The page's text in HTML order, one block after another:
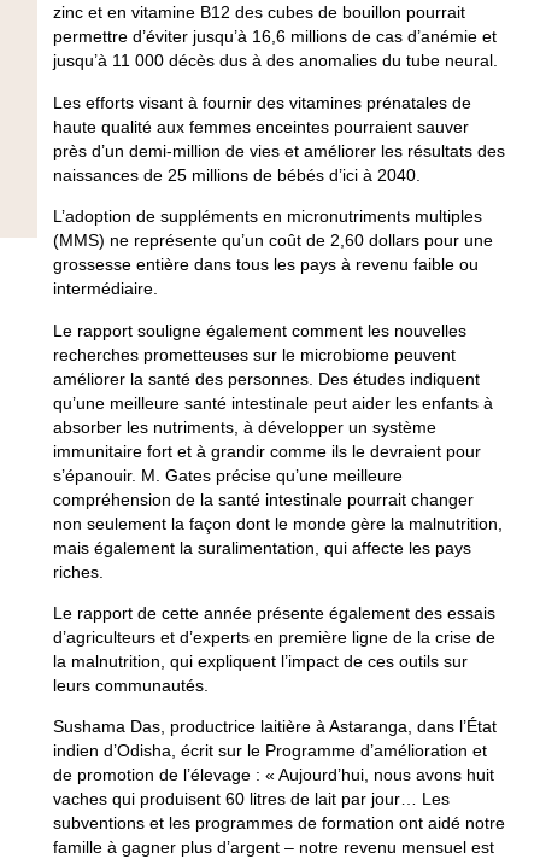
zinc et en vitamine B12 des cubes de bouillon pourrait
permettre d’éviter jusqu’à 16,6 millions de cas d’anémie et
jusqu’à 11 000 décès dus à des anomalies du tube neural.
Les efforts visant à fournir des vitamines prénatales de
haute qualité aux femmes enceintes pourraient sauver
près d’un demi-million de vies et améliorer les résultats des
naissances de 25 millions de bébés d’ici à 2040.
L’adoption de suppléments en micronutriments multiples
(MMS) ne représente qu’un coût de 2,60 dollars pour une
grossesse entière dans tous les pays à revenu faible ou
intermédiaire.
Le rapport souligne également comment les nouvelles
recherches prometteuses sur le microbiome peuvent
améliorer la santé des personnes. Des études indiquent
qu’une meilleure santé intestinale peut aider les enfants à
absorber les nutriments, à développer un système
immunitaire fort et à grandir comme ils le devraient pour
s’épanouir. M. Gates précise qu’une meilleure
compréhension de la santé intestinale pourrait changer
non seulement la façon dont le monde gère la malnutrition,
mais également la suralimentation, qui affecte les pays
riches.
Le rapport de cette année présente également des essais
d’agriculteurs et d’experts en première ligne de la crise de
la malnutrition, qui expliquent l’impact de ces outils sur
leurs communautés.
Sushama Das, productrice laitière à Astaranga, dans l’État
indien d’Odisha, écrit sur le Programme d’amélioration et
de promotion de l’élevage : « Aujourd’hui, nous avons huit
vaches qui produisent 60 litres de lait par jour… Les
subventions et les programmes de formation ont aidé notre
famille à gagner plus d’argent – notre revenu mensuel est